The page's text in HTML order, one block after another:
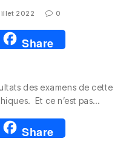
2022 0
Share
des examens de cette
Et ce n’est pas…
Share